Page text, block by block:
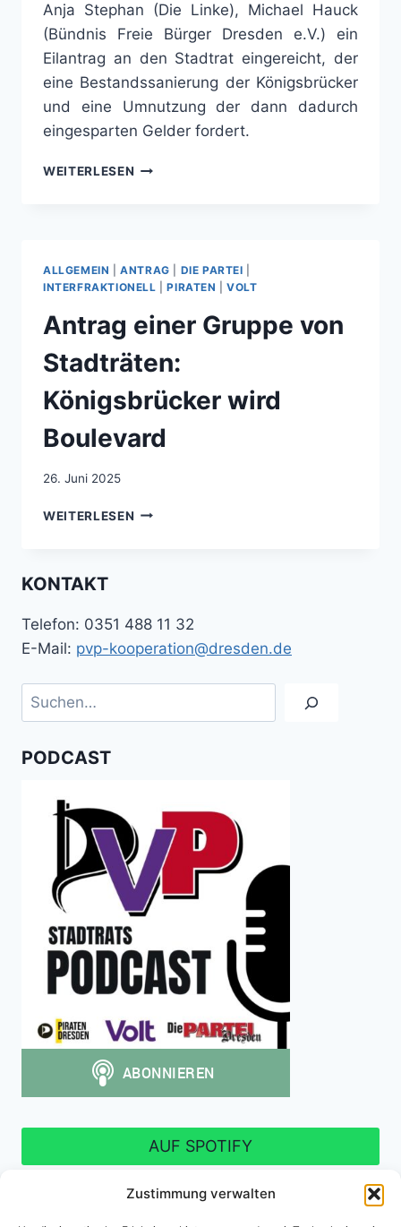
Zustimmung verwalten
Anja Stephan (Die Linke), Michael Hauck
(Bündnis Freie Bürger Dresden e.V.) ein
Eilantrag an den Stadtrat eingereicht, der
eine Bestandssanierung der Königsbrücker
und eine Umnutzung der dann dadurch
eingesparten Gelder fordert.
WEITERLESEN KÖNIGSBRÜCKER
ALLGEMEIN |ANTRAG DIE PARTEI
INTERFRAKTIONELL |PIRATEN |VOLT
Antrag einer Gruppe von
Stadträten:
Königsbrücker wird
Boulevard
26. Juni 2025
WEITERLESEN ANTRAG
WIRD
BOULEVARD
KONTAKT
Telefon: 0351 488 11 32
E-Mail: pvp-kooperation@dresden.de
Suchen
PODCAST
AUF SPOTIFY